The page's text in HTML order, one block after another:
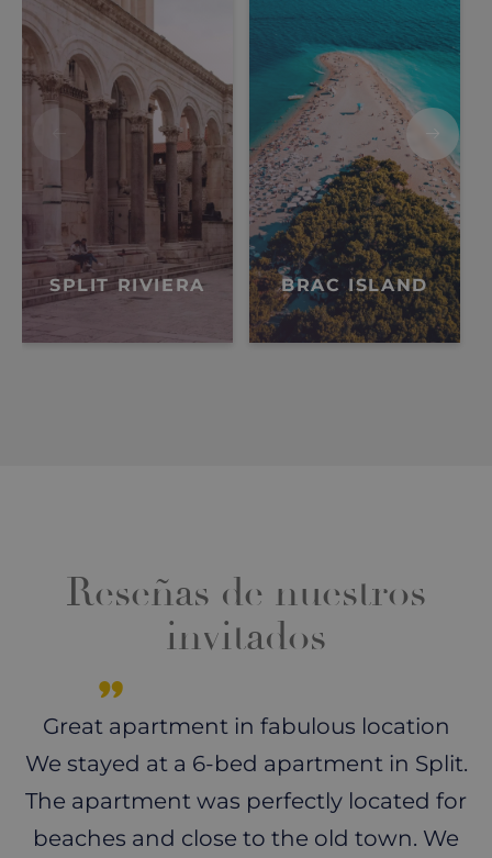
SPLIT RIVIERA BRAC ISLAND
Reseñas de nuestros
invitados
Great apartment in fabulous location
We stayed at a 6-bed apartment in Split.
The apartment was perfectly located for
beaches and close to the old town. We